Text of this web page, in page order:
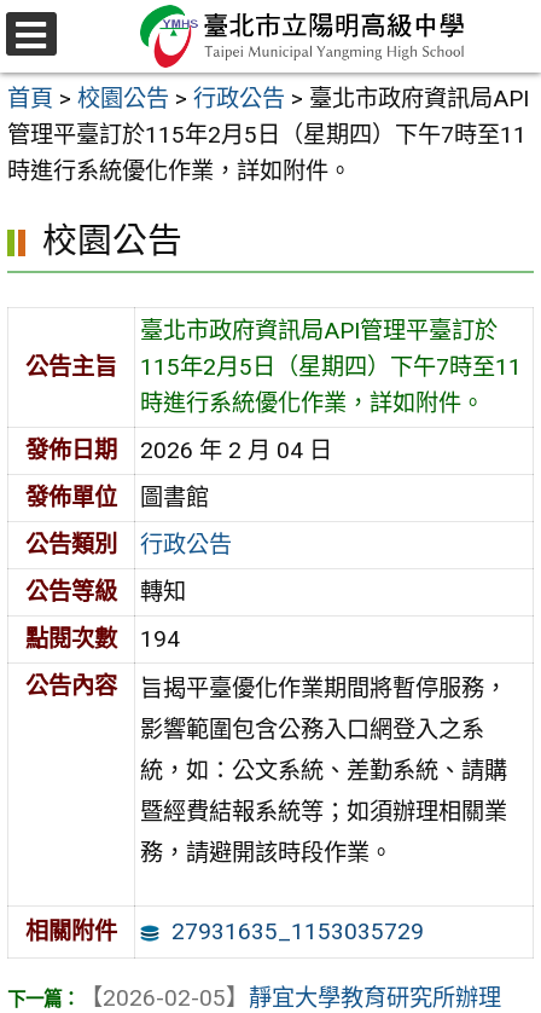
跳
至
主
要
內
區
選
單
首頁 > 校園公告 > 行政公告 > 臺北市政府資訊局API
管理平臺訂於115年2月5日（星期四）下午7時至11
時進行系統優化作業，詳如附件。
校園公告
公告主旨
臺北市政府資訊局API管理平臺訂於
115年2月5日（星期四）下午7時至11
時進行系統優化作業，詳如附件。
發佈日期
2026 年 2 月 04 日
發佈單位
圖書館
公告類別
行政公告
公告等級
轉知
點閱次數
194
公告內容
旨揭平臺優化作業期間將暫停服務，
影響範圍包含公務入口網登入之系
統，如：公文系統、差勤系統、請購
暨經費結報系統等；如須辦理相關業
務，請避開該時段作業。
相關附件 27931635_1153035729
【2026-02-05】 靜宜大學教育研究所辦理